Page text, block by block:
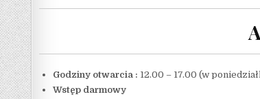
Godziny otwarcia : 12.00 – 17.00 (w
Wstęp darmowy